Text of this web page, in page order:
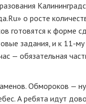
о росте
готовятся к форме
задания, и к 11-му
— обязательная
Обмороков —
А ребята идут